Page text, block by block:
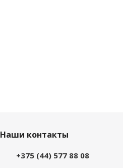
Наши контакты
+375 (44) 577 88 08